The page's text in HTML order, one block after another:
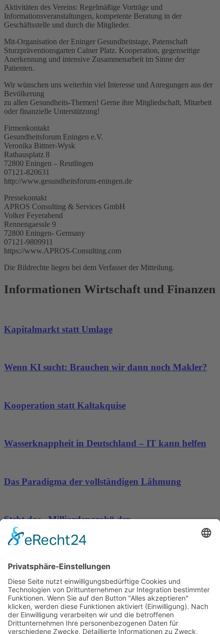
Aktivitäten des Vereins: Regelmäßige Vorträge und
Informationsveranstaltungen, kompetente Beratung in der
Geschäftsstelle und durch die Mitglieder.
Mit-Organisation der Eninger Gesundheitstage, Patenschaft
Sturzpräventionsgarten Calner Platz. Kooperation, gegenseitige
Anerkennung und intensive Zusammenarbeit im Sinne der
Patienten.
Wir wünschen uns weiterhin viel Interesse und Anregungen aus der
Bevölkerung
zu allen Gesundheits-Themen! Gerne ihre Mitgliedschaft, Mitarbeit
oder finanzielle Unterstützung!
Firmenkontakt
Gesundheitsforum Eningen e.V.
Veronika Bittner-Wysk
Rathausplatz 8
72800 Eningen – Reutlingen
07121-820631
http://www.gesundheitsforum-eningen.de
Pressekontakt
APROS Consulting & Services GmbH
Volker Feyerabend
Rennengaessle 9
72800 Eningen- Germany
07121-9809911
https://www.APROS-Consulting.com
Die Bildrechte liegen bei dem Verfasser der Mitteilung.
Informationen Wirtschaft und Finanzen
Kapitalmarkt statt Umlage
Wenn KI sucht: Brauchen wir dann noch Makler?
Kooperation statt Kaltakquise
Wasserknappheit in Deutschland – IT kann helfen
Das Paradigma der vollständigen Lähmung
Steht das „Milliardengrab“ der
Hafenwesterweiterung in Hamburg endgültig vor
dem Aus?
Wichtiges
Impressum
Datenschutz
Kooperation
Werbung